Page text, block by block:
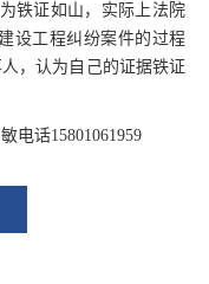
铁证如山，实际上法院
设工程纠纷案件的过程
，认为自己的证据铁证
电话15801061959